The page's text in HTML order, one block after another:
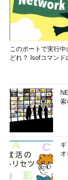
このポートで実行中
どれ？ lsofコマンド
索